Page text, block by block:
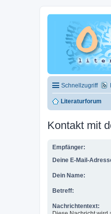
Schnellzugriff
Literaturforum
Kontakt mit
Empfänger:
Deine E-Mail-
Dein Name:
Betreff:
Nachrichtentext: